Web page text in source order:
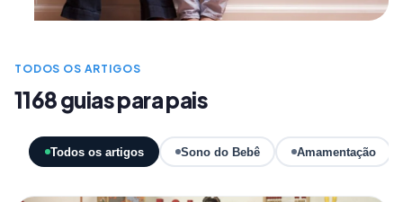
TODOS OS ARTIGOS
1168 guias para pais
Todos os artigos Sono do Bebê Amamentação